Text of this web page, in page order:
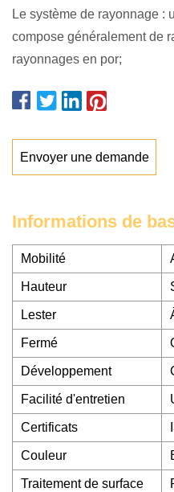
Le système de rayonnage :
compose généralement de
rayonnages en por;
Envoyer une demande
Informations de
Mobilité
Hauteur
Lester
Fermé
Développement
Facilité d'entretien
Certificats
Couleur
Traitement de surface